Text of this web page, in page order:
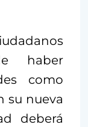
haber
como
su nueva
deberá